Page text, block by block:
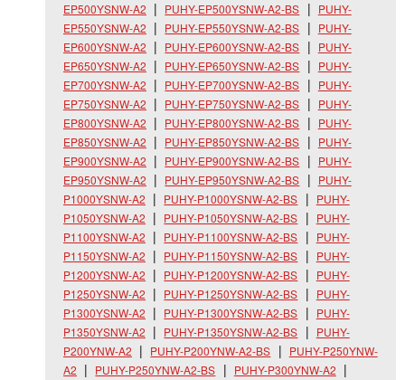
EP500YSNW-A2
PUHY-EP500YSNW-A2-BS
PUHY-
EP550YSNW-A2
PUHY-EP550YSNW-A2-BS
PUHY-
EP600YSNW-A2
PUHY-EP600YSNW-A2-BS
PUHY-
EP650YSNW-A2
PUHY-EP650YSNW-A2-BS
PUHY-
EP700YSNW-A2
PUHY-EP700YSNW-A2-BS
PUHY-
EP750YSNW-A2
PUHY-EP750YSNW-A2-BS
PUHY-
EP800YSNW-A2
PUHY-EP800YSNW-A2-BS
PUHY-
EP850YSNW-A2
PUHY-EP850YSNW-A2-BS
PUHY-
EP900YSNW-A2
PUHY-EP900YSNW-A2-BS
PUHY-
EP950YSNW-A2
PUHY-EP950YSNW-A2-BS
PUHY-
P1000YSNW-A2
PUHY-P1000YSNW-A2-BS
PUHY-
P1050YSNW-A2
PUHY-P1050YSNW-A2-BS
PUHY-
P1100YSNW-A2
PUHY-P1100YSNW-A2-BS
PUHY-
P1150YSNW-A2
PUHY-P1150YSNW-A2-BS
PUHY-
P1200YSNW-A2
PUHY-P1200YSNW-A2-BS
PUHY-
P1250YSNW-A2
PUHY-P1250YSNW-A2-BS
PUHY-
P1300YSNW-A2
PUHY-P1300YSNW-A2-BS
PUHY-
P1350YSNW-A2
PUHY-P1350YSNW-A2-BS
PUHY-
P200YNW-A2
PUHY-P200YNW-A2-BS
PUHY-P250YNW-
A2
PUHY-P250YNW-A2-BS
PUHY-P300YNW-A2